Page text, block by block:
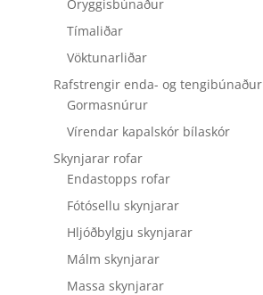
Öryggisbúnaður
Tímaliðar
Vöktunarliðar
Rafstrengir enda- og tengibúnaður
Gormasnúrur
Vírendar kapalskór bílaskór
Skynjarar rofar
Endastopps rofar
Fótósellu skynjarar
Hljóðbylgju skynjarar
Málm skynjarar
Massa skynjarar